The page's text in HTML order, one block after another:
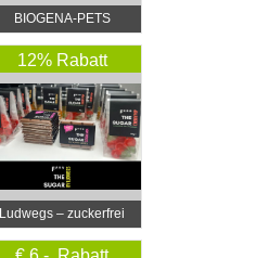
BIOGENA-PETS
12% Rabatt
Ludwegs – zuckerfrei
leben